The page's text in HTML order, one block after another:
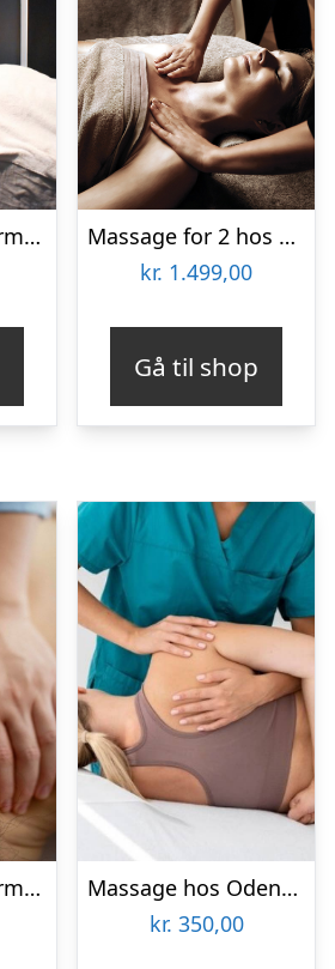
Massage hos Harmonie Spa
Massage for 2 hos Helle Thorup
kr. 1.499,00
Gå til shop
Massage hos Harmony Massage & Spa
Massage hos Odense Skønhedsklinik
kr. 350,00